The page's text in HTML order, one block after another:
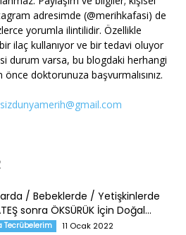
adresimde (@merihkafasi) de
yorumla ilintilidir. Özellikle
ilaç kullanıyor ve bir tedavi oluyor
durum varsa, bu blogdaki herhangi
doktorunuza başvurmalısınız.
/ Bebeklerde / Yetişkinlerde
sonra ÖKSÜRÜK İçin Doğal...
Tecrübelerim 11 Ocak 2022